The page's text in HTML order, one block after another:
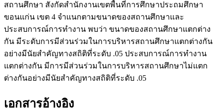
สถานศึกษา สังกัดสำนักงานเขตพื้นที่การศึกษาประถมศึกษา
ขอนแก่น เขต 4 จำแนกตามขนาดของสถานศึกษาและ
ประสบการณ์การทำงาน พบว่า ขนาดของสถานศึกษาแตกต่าง
กัน มีระดับการมีส่วนร่วมในการบริหารสถานศึกษาแตกต่างกัน
อย่างมีนัยสำคัญทางสถิติที่ระดับ .05 ประสบการณ์การทำงาน
แตกต่างกัน มีการมีส่วนร่วมในการบริหารสถานศึกษาไม่แตก
ต่างกันอย่างมีนัยสำคัญทางสถิติที่ระดับ .05
เอกสารอ้างอิง